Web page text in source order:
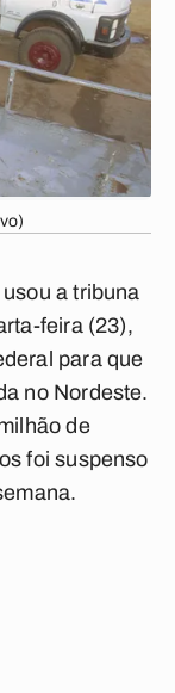
a tribuna
feira (23),
para que
no Nordeste.
de
foi suspenso